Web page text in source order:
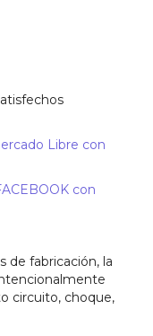
Libre con
con
de fabricación, la
circuito, choque,